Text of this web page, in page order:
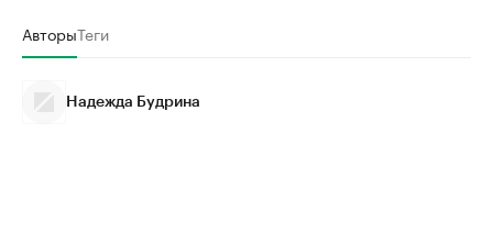
АвторыТеги
Надежда Будрина